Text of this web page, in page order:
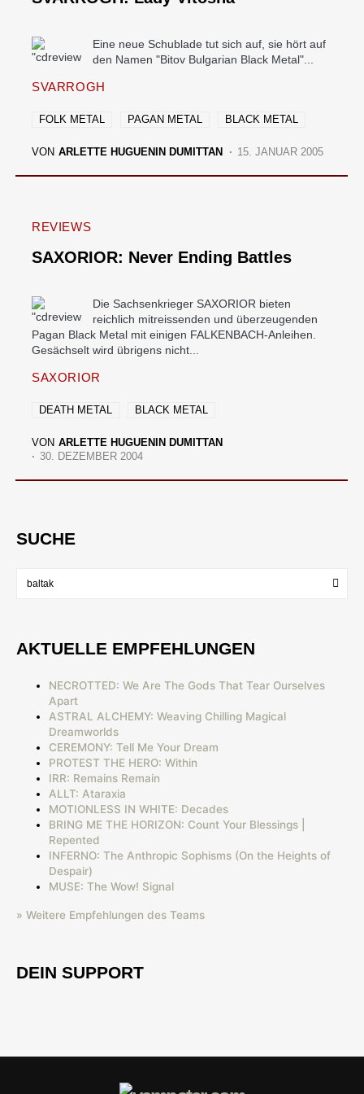
Eine neue Schublade tut sich auf, sie hört auf
den Namen "Bitov Bulgarian Black Metal"...
SVARROGH
FOLK METAL PAGAN METAL BLACK METAL
VON ARLETTE HUGUENIN DUMITTAN 15. JANUAR 2005
REVIEWS
SAXORIOR: Never Ending Battles
Die Sachsenkrieger SAXORIOR bieten
reichlich mitreissenden und überzeugenden
Pagan Black Metal mit einigen FALKENBACH-Anleihen.
Gesächselt wird übrigens nicht...
SAXORIOR
DEATH METAL BLACK METAL
VON ARLETTE HUGUENIN DUMITTAN
30. DEZEMBER 2004
SUCHE
AKTUELLE EMPFEHLUNGEN
NECROTTED: We Are The Gods That Tear Ourselves
Apart
ASTRAL ALCHEMY: Weaving Chilling Magical
Dreamworlds
CEREMONY: Tell Me Your Dream
PROTEST THE HERO: Within
IRR: Remains Remain
ALLT: Ataraxia
MOTIONLESS IN WHITE: Decades
BRING ME THE HORIZON: Count Your Blessings |
Repented
INFERNO: The Anthropic Sophisms (On the Heights of
Despair)
MUSE: The Wow! Signal
» Weitere Empfehlungen des Teams
DEIN SUPPORT